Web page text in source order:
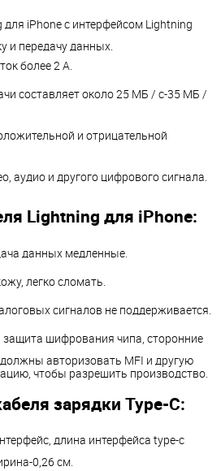
iPhone с интерфейсом Lightning
и передачу данных.
более 2 А.
составляет около 25 МБ / с-35 МБ /
и отрицательной
аудио и другого цифрового сигнала.
Lightning для iPhone:
данных медленные.
легко сломать.
сигналов не поддерживается.
шифрования чипа, сторонние
авторизовать MFI и другую
чтобы разрешить производство.
зарядки Type-C:
длина интерфейса type-c
0,26 см.